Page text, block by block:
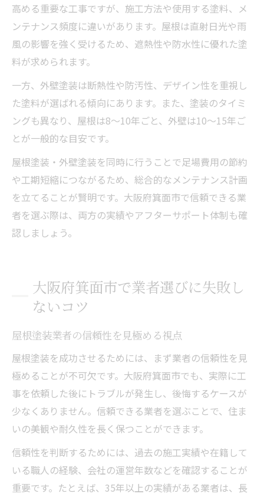
高める重要な工事ですが、施工方法や使用する塗料、メ
ンテナンス頻度に違いがあります。屋根は直射日光や雨
風の影響を強く受けるため、遮熱性や防水性に優れた塗
料が求められます。
一方、外壁塗装は断熱性や防汚性、デザイン性を重視し
た塗料が選ばれる傾向にあります。また、塗装のタイミ
ングも異なり、屋根は8～10年ごと、外壁は10～15年ご
とが一般的な目安です。
屋根塗装・外壁塗装を同時に行うことで足場費用の節約
や工期短縮につながるため、総合的なメンテナンス計画
を立てることが賢明です。大阪府箕面市で信頼できる業
者を選ぶ際は、両方の実績やアフターサポート体制も確
認しましょう。
大阪府箕面市で業者選びに失敗し
ないコツ
屋根塗装業者の信頼性を見極める視点
屋根塗装を成功させるためには、まず業者の信頼性を見
極めることが不可欠です。大阪府箕面市でも、実際に工
事を依頼した後にトラブルが発生し、後悔するケースが
少なくありません。信頼できる業者を選ぶことで、住ま
いの美観や耐久性を長く保つことができます。
信頼性を判断するためには、過去の施工実績や在籍して
いる職人の経験、会社の運営年数などを確認することが
重要です。たとえば、35年以上の実績がある業者は、長